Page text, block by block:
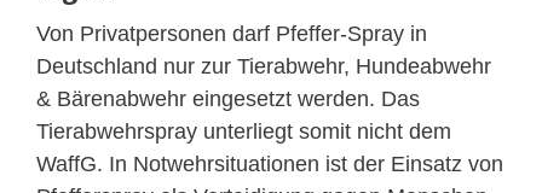
Von Privatpersonen darf Pfeffer-Spray in
Deutschland nur zur Tierabwehr, Hundeabwehr
& Bärenabwehr eingesetzt werden. Das
Tierabwehrspray unterliegt somit nicht dem
WaffG. In Notwehrsituationen ist der Einsatz von